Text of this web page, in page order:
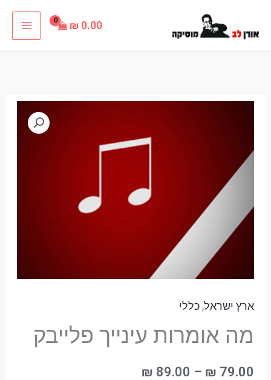
לתוכן
₪ 0.00
ארץ ישראל, כללי
מה אומרות עינייך פלייבק
₪ 79.00
–
₪ 89.00
מחירים:
עד
⁦₪ 89.00⁩
מה
אומרות
פלייבק